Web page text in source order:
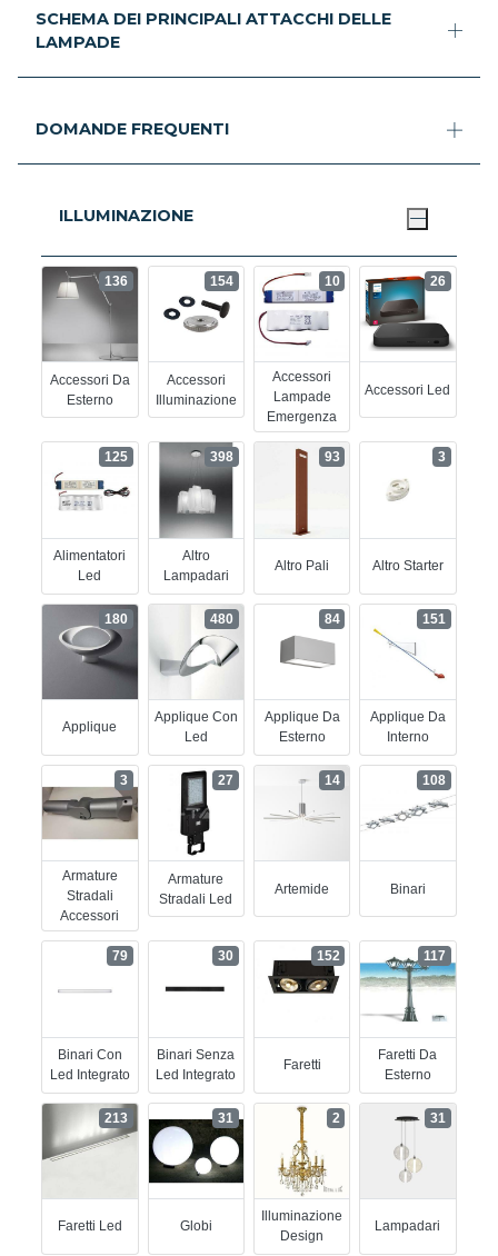
SCHEMA DEI PRINCIPALI ATTACCHI DELLE
LAMPADE
DOMANDE FREQUENTI
ILLUMINAZIONE
Accessori Da
Esterno
136
Accessori
Illuminazione
154
Accessori
Lampade
Emergenza
10
Accessori Led
26
Alimentatori
Led
125
Altro
Lampadari
398
Altro Pali
93
Altro Starter
3
Applique
180
Applique Con
Led
480
Applique Da
Esterno
84
Applique Da
Interno
151
Armature
Stradali
Accessori
3
Armature
Stradali Led
27
Artemide
14
Binari
108
Binari Con
Led Integrato
79
Binari Senza
Led Integrato
30
Faretti
152
Faretti Da
Esterno
117
Faretti Led
213
Globi
31
Illuminazione
Design
2
Lampadari
31